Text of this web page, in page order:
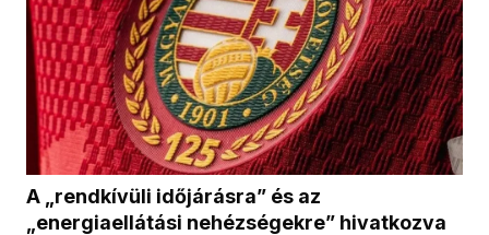
A „rendkívüli időjárásra” és az
„energiaellátási nehézségekre” hivatkozva